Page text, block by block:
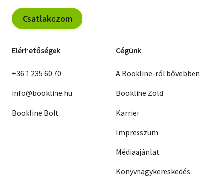
Csatlakozom
Elérhetőségek
+36 1 235 60 70
info@bookline.hu
Bookline Bolt
Cégünk
A Bookline-ról bővebben
Bookline Zöld
Karrier
Impresszum
Médiaajánlat
Könyvnagykereskedés